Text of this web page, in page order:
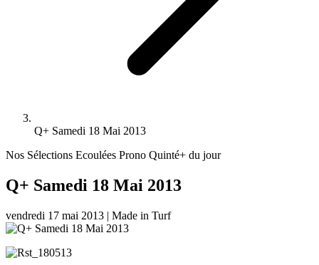
Q+ Samedi 18 Mai 2013
Nos Sélections Ecoulées Prono Quinté+ du jour
Q+ Samedi 18 Mai 2013
vendredi 17 mai 2013 | Made in Turf